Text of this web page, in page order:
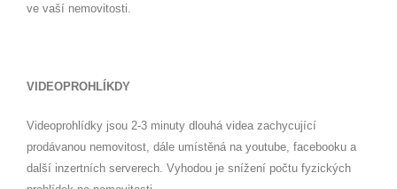
ve vaší nemovitosti.
VIDEOPROHLÍKDY
Videoprohlídky jsou 2-3 minuty dlouhá videa zachycující
prodávanou nemovitost, dále umístěná na youtube, facebooku a
další inzertních serverech. Vyhodou je snížení počtu fyzických